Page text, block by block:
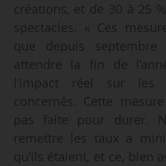
créations, et de 30 à 25
spectacles. « Ces
que depuis
attendre la fin de
l’impact réel sur les
concernés. Cette
pas faite pour durer.
remettre les taux a
qu’ils étaient, et ce, bien